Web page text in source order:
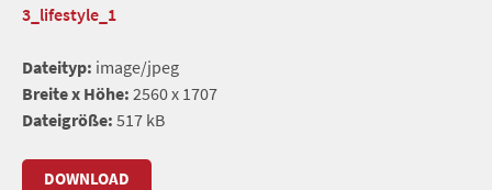
STANDORT & KONTAKT
3_lifestyle_1
Dateityp: image/jpeg
Breite x Höhe: 2560 x 1707
Dateigröße: 517 kB
DOWNLOAD